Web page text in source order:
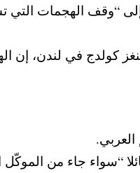
“وقف الهجمات التي
كولدج في لندن، إن
جاء من الموكّل